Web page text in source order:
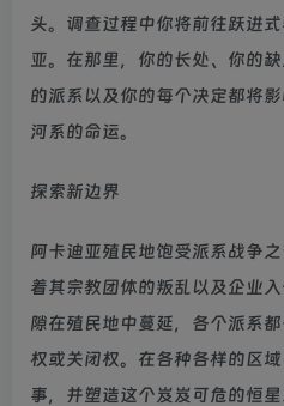
头。调查过程中你将前往跃进
亚。在那里，你的长处、你的
的派系以及你的每个决定都将
河系的命运。
探索新边界
阿卡迪亚殖民地饱受派系战争
着其宗教团体的叛乱以及企业
隙在殖民地中蔓延，各个派系
权或关闭权。在各种各样的区
事，并塑造这个岌岌可危的恒星